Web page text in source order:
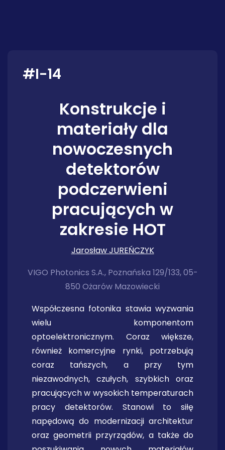
#I-14
Konstrukcje i
materiały dla
nowoczesnych
detektorów
podczerwieni
pracujących w
zakresie HOT
Jarosław JUREŃCZYK
VIGO Photonics S.A., Poznańska 129/133, 05-
850 Ożarów Mazowiecki
Współczesna fotonika stawia wyzwania
wielu komponentom
optoelektronicznym. Coraz większe,
również komercyjne rynki, potrzebują
coraz tańszych, a przy tym
niezawodnych, czułych, szybkich oraz
pracujących w wysokich temperaturach
pracy detektorów. Stanowi to siłę
napędową do modernizacji architektur
oraz geometrii przyrządów, a także do